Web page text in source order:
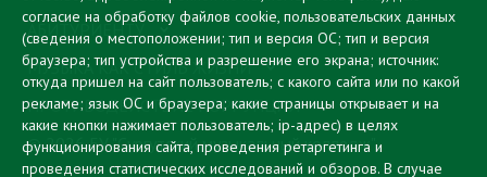
АБИТУРИЕНТУ
МУЗЫКА КАК СТИЛЬ ЖИЗНИ
ПРОТИВОДЕЙСТВИЕ КОРРУПЦИИ
© 2026 БУ "Сургутский музыкальный колледж"
согласие на обработку файлов cookie, пользовательских данных
(сведения о местоположении; тип и версия ОС; тип и версия
браузера; тип устройства и разрешение его экрана; источник:
откуда пришел на сайт пользователь; с какого сайта или по какой
рекламе; язык ОС и браузера; какие страницы открывает и на
какие кнопки нажимает пользователь; ip-адрес) в целях
функционирования сайта, проведения ретаргетинга и
проведения статистических исследований и обзоров. В случае